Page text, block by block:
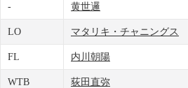
- 黄世邏
LO マタリキ・チャニングス
FL 内川朝陽
WTB 荻田直弥